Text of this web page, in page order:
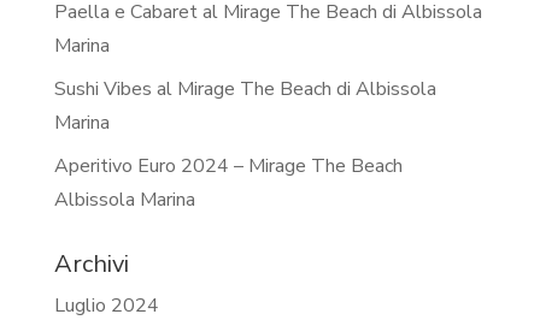
Paella e Cabaret al Mirage The Beach di Albissola
Marina
Sushi Vibes al Mirage The Beach di Albissola
Marina
Aperitivo Euro 2024 – Mirage The Beach
Albissola Marina
Archivi
Luglio 2024